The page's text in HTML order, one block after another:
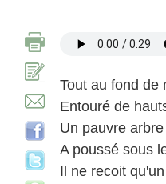
Tout au fond de
Entouré de
Un pauvre
A poussé sous
Il ne recoit